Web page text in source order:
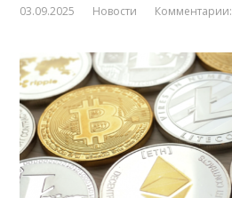
03.09.2025 Новости